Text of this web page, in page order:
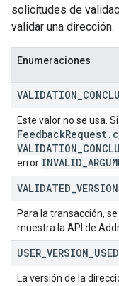
solicitudes de
validar una dirección.
Enumeraciones
VALIDATION
Este valor no se usa.
FeedbackRequest.
VALIDATION
error INVALID
VALIDATED VERSION
Para la transacción,
muestra la API de
USER VERSION USED
La versión de la